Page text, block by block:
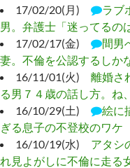
17/02/20(月)
ラブ
男。弁護士「迷ってるの
17/02/17(金)
間男
妻。不倫を公認するしか
16/11/01(火) 離婚さ
る男７４歳の話し方。ね
16/10/29(土)
絵に
ぎる息子の不登校のワケ
16/10/19(水) アタシ
れ見よがしに不倫に走る